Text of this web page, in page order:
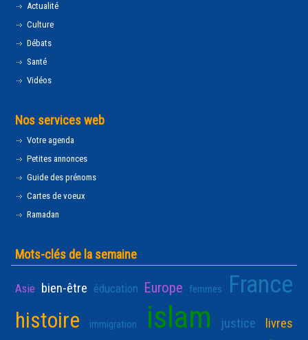
Actualité
Culture
Débats
Santé
Vidéos
Nos services web
Votre agenda
Petites annonces
Guide des prénoms
Cartes de voeux
Ramadan
Mots-clés de la semaine
Asie bien-être éducation Europe femmes France
histoire immigration islam justice livres